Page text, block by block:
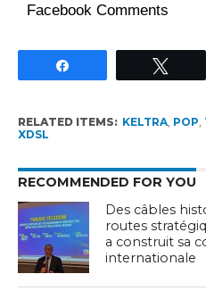
Facebook Comments
RELATED ITEMS: KELTRA, POP
XDSL
RECOMMENDED FOR YOU
Des câbles
routes
a construit sa
internationale